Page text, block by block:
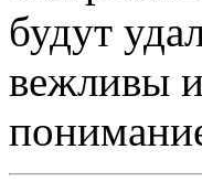
будут
вежливы